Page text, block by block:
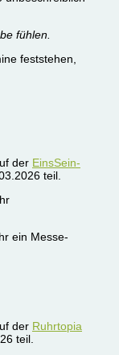
fühlen.
feststehen,
der EinsSein-
teil.
ein Messe-
der Ruhrtopia
teil.